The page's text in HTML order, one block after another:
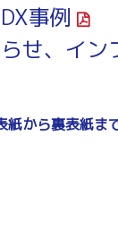
事例
せ、 イン
から裏表紙ま